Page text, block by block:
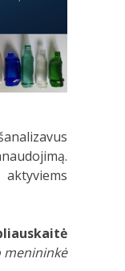
menininkė